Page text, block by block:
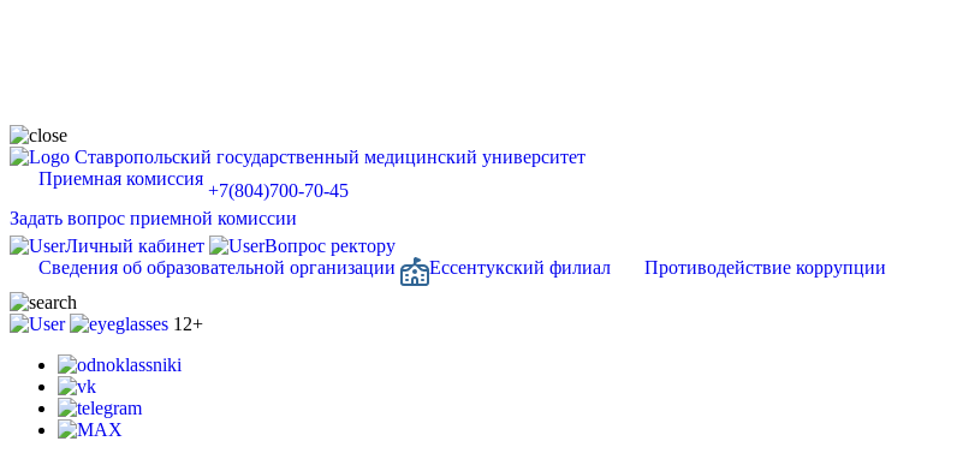
Ставропольский государственный медицинский университет
Приемная комиссия
+7(804)700-70-45
Задать вопрос приемной комиссии
Личный кабинет
Вопрос ректору
Сведения об образовательной организации
Ессентукский филиал Противодействие коррупции
12+